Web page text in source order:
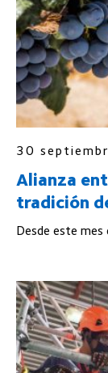
30
Alianza
tradición
Desde este